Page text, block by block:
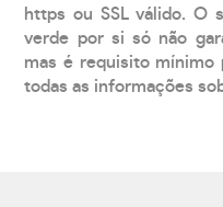
https ou SSL válido. O
verde por si só não
mas é requisito mínimo
todas as informações